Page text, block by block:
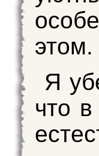
этом.
Я
что